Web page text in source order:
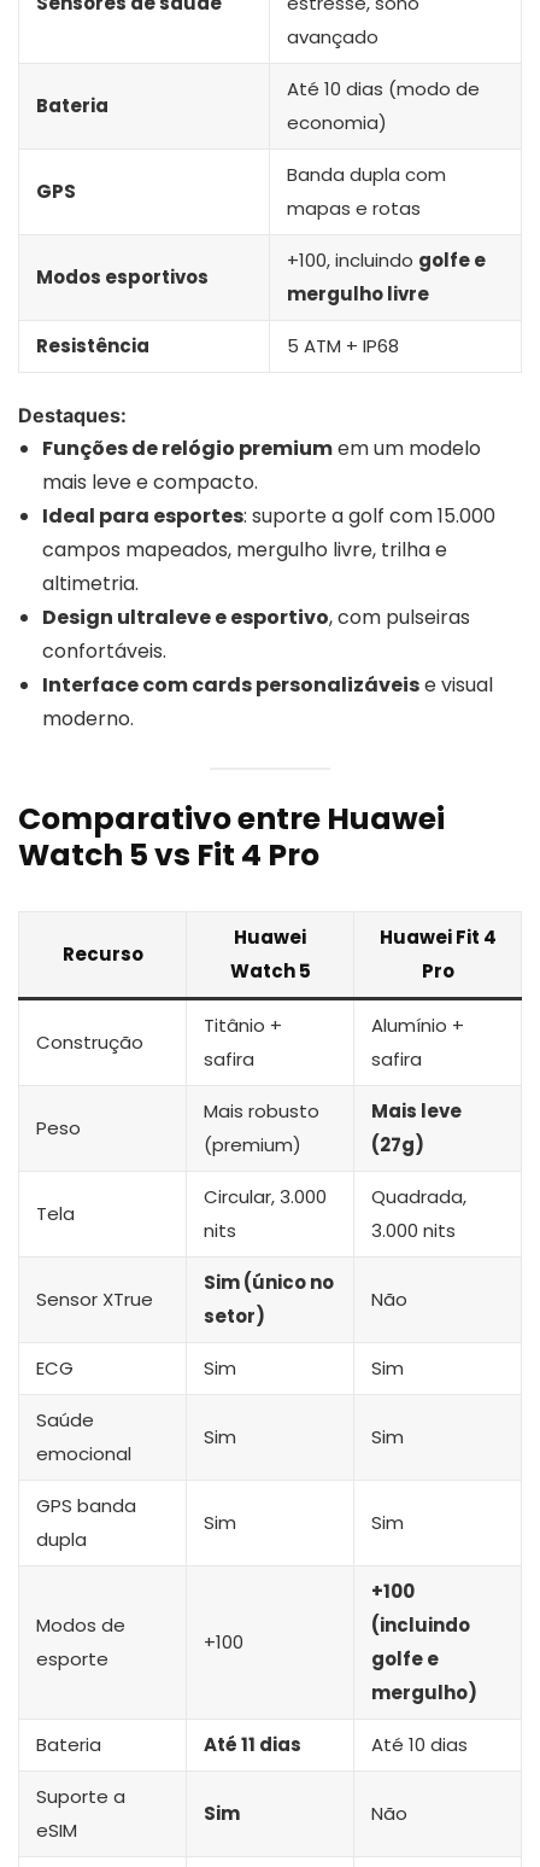
avançado
Bateria
Até 10 dias (modo de
economia)
GPS
Banda dupla com
mapas e rotas
Modos esportivos
+100, incluindo golfe e
mergulho livre
Resistência 5 ATM + IP68
Destaques:
Funções de relógio premiumem um modelo
mais leve e compacto.
Ideal para esportes: suporte a golf com 15.000
campos mapeados, mergulho livre, trilha e
altimetria.
Design ultraleve e esportivo, com pulseiras
confortáveis.
Interface com cards personalizáveise visual
moderno.
Comparativo entre Huawei
Watch 5 vs Fit 4 Pro
Recurso
Huawei
Watch 5
Huawei Fit 4
Pro
Construção
Titânio +
safira
Alumínio +
safira
Peso
Mais robusto
(premium)
Mais leve
(27g)
Tela
Circular, 3.000
nits
Quadrada,
3.000 nits
Sensor XTrue
Sim (único no
setor)
Não
ECG Sim Sim
Saúde
emocional
Sim Sim
GPS banda
dupla
Sim Sim
Modos de
esporte
+100
+100
(incluindo
golfe e
mergulho)
Bateria Até 11 dias Até 10 dias
Suporte a
eSIM
Sim Não